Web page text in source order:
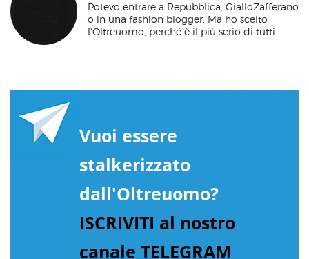
Potevo entrare a Repubblica, GialloZafferano
o in una fashion blogger. Ma ho scelto
l'Oltreuomo, perché è il più serio di tutti.
Vuoi essere
stalkerizzato
dall'Oltreuomo?
ISCRIVITI al nostro
canale TELEGRAM